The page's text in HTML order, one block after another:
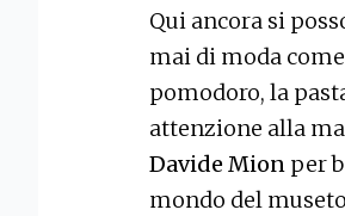
Qui ancora si
mai di moda
pomodoro, la
attenzione alla
Davide Mion per
mondo del